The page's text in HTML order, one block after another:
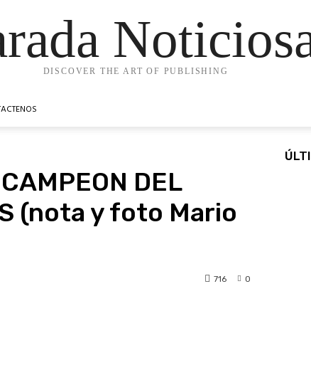
DISCOVER THE ART OF PUBLISHING
DEL
(nota y foto Mario
0
716